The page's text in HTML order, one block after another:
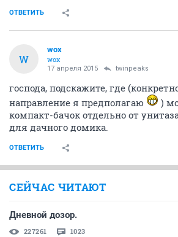
ОТВЕТИТЬ
W
wox
wox
17 апреля 2015 twinpeaks
господа, подскажите, где
направление я предполагаю
)
компакт-бачок отдельно от
для дачного домика.
ОТВЕТИТЬ
СЕЙЧАС ЧИТАЮТ
Дневной дозор.
227261 1023